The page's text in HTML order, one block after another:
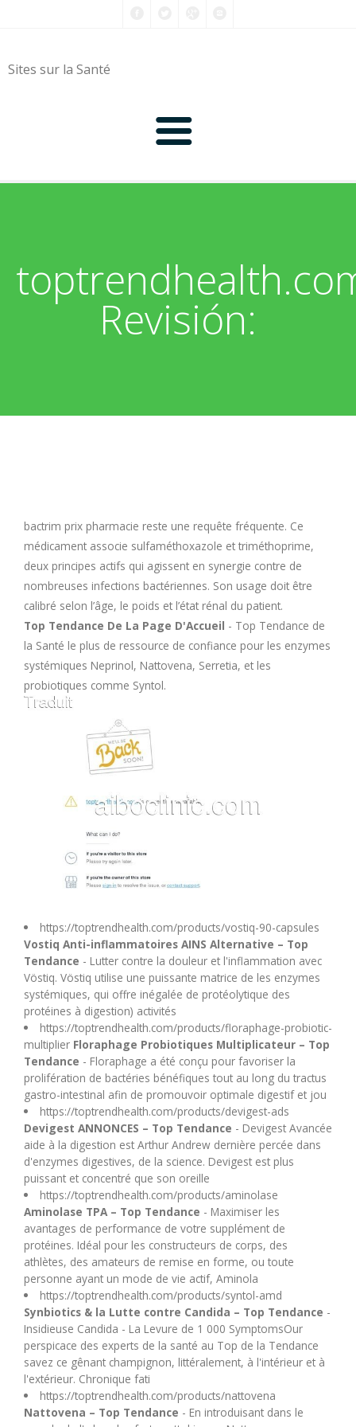
Sites sur la Santé
0-9
B
C
H
I
J
K
R
S
T
U
V
W
X
Y
Z
Revisión:
bactrim prix pharmacie reste une requête fréquente. Ce
médicament associe sulfaméthoxazole et triméthoprime,
deux principes actifs qui agissent en synergie contre de
nombreuses infections bactériennes. Son usage doit être
calibré selon l’âge, le poids et l’état rénal du patient.
Top Tendance De La Page D'Accueil - Top Tendance de
la Santé le plus de ressource de confiance pour les enzymes
systémiques Neprinol, Nattovena, Serretia, et les
probiotiques comme Syntol.
https://toptrendhealth.com/products/vostiq-90-capsules
Vostiq Anti-inflammatoires AINS Alternative – Top
Tendance - Lutter contre la douleur et l'inflammation avec
Vöstiq. Vöstiq utilise une puissante matrice de les enzymes
systémiques, qui offre inégalée de protéolytique des
protéines à digestion) activités
https://toptrendhealth.com/products/floraphage-probiotic-
multiplier Floraphage Probiotiques Multiplicateur – Top
Tendance - Floraphage a été conçu pour favoriser la
prolifération de bactéries bénéfiques tout au long du tractus
gastro-intestinal afin de promouvoir optimale digestif et jou
https://toptrendhealth.com/products/devigest-ads
Devigest ANNONCES – Top Tendance - Devigest Avancée
aide à la digestion est Arthur Andrew dernière percée dans
d'enzymes digestives, de la science. Devigest est plus
puissant et concentré que son oreille
https://toptrendhealth.com/products/aminolase
Aminolase TPA – Top Tendance - Maximiser les
avantages de performance de votre supplément de
protéines. Idéal pour les constructeurs de corps, des
athlètes, des amateurs de remise en forme, ou toute
personne ayant un mode de vie actif, Aminola
https://toptrendhealth.com/products/syntol-amd
Synbiotics & la Lutte contre Candida – Top Tendance -
Insidieuse Candida - La Levure de 1 000 SymptomsOur
perspicace des experts de la santé au Top de la Tendance
savez ce gênant champignon, littéralement, à l'intérieur et à
l'extérieur. Chronique fati
https://toptrendhealth.com/products/nattovena
Nattovena – Top Tendance - En introduisant dans le